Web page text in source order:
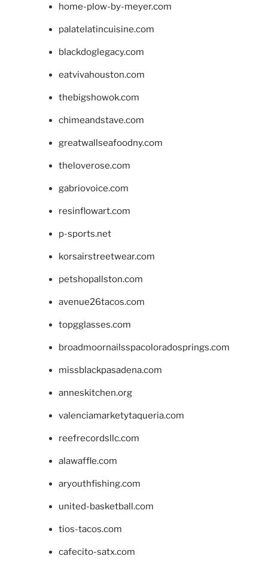
home-plow-by-meyer.com
palatelatincuisine.com
blackdoglegacy.com
eatvivahouston.com
thebigshowok.com
chimeandstave.com
greatwallseafoodny.com
theloverose.com
gabriovoice.com
resinflowart.com
p-sports.net
korsairstreetwear.com
petshopallston.com
avenue26tacos.com
topgglasses.com
broadmoornailsspacoloradosprings.com
missblackpasadena.com
anneskitchen.org
valenciamarketytaqueria.com
reefrecordsllc.com
alawaffle.com
aryouthfishing.com
united-basketball.com
tios-tacos.com
cafecito-satx.com